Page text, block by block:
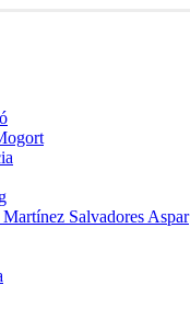
Salvadores Aspar